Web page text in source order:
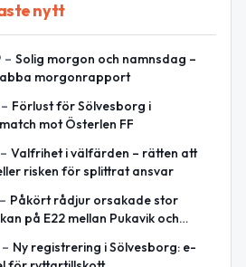
nytt
– Solig morgon och namnsdag –
morgonrapport
– Förlust för Sölvesborg i
mot Österlen FF
– Valfrihet i välfärden – rätten att
risken för splittrat ansvar
– Påkört rådjur orsakade stor
på E22 mellan Pukavik och
– Ny registrering i Sölvesborg: e-